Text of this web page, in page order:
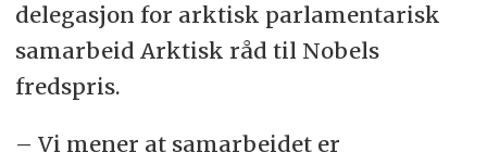
delegasjon for arktisk parlamentarisk
samarbeid Arktisk råd til Nobels
fredspris.
– Vi mener at samarbeidet er